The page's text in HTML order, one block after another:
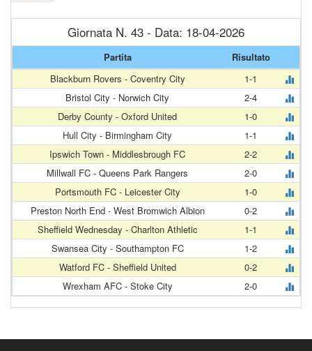
Giornata N. 43 - Data: 18-04-2026
Partita
Risultato
Blackburn Rovers - Coventry City
1-1
Bristol City - Norwich City
2-4
Derby County - Oxford United
1-0
Hull City - Birmingham City
1-1
Ipswich Town - Middlesbrough FC
2-2
Millwall FC - Queens Park Rangers
2-0
Portsmouth FC - Leicester City
1-0
Preston North End - West Bromwich Albion
0-2
Sheffield Wednesday - Charlton Athletic
1-1
Swansea City - Southampton FC
1-2
Watford FC - Sheffield United
0-2
Wrexham AFC - Stoke City
2-0